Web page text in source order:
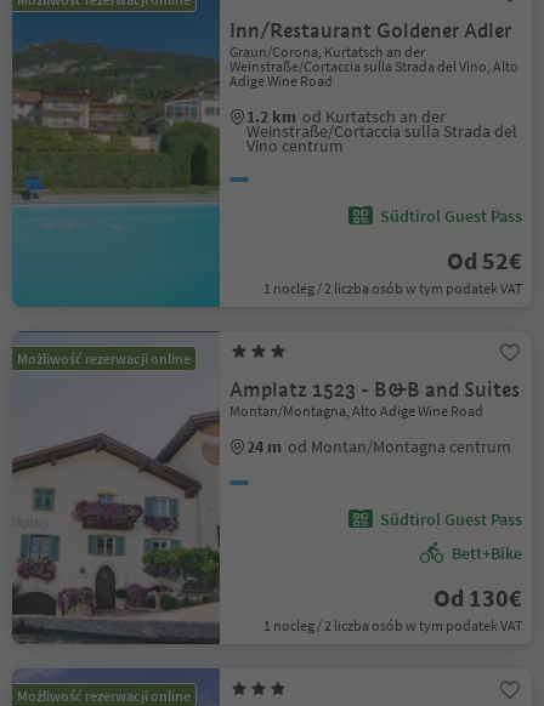
Inn/Restaurant Goldener Adler
Graun/Corona, Kurtatsch an der
Weinstraße/Cortaccia sulla Strada del Vino, Alto
Adige Wine Road
1.2 km od Kurtatsch an der
Weinstraße/Cortaccia sulla Strada del
Vino centrum
Südtirol Guest Pass
Od 52€
1 nocleg / 2 liczba osób w tym podatek VAT
Możliwość rezerwacji online
Amplatz 1523 - B&B and Suites
Montan/Montagna, Alto Adige Wine Road
24 m od Montan/Montagna centrum
Südtirol Guest Pass
Bett+Bike
Od 130€
1 nocleg / 2 liczba osób w tym podatek VAT
Możliwość rezerwacji online